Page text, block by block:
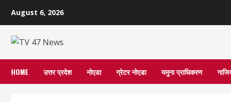
content
August 6, 2026
HOME उत्तर प्रदेश नोएडा ग्रेटर नोएडा यमुना प्राधिकरण